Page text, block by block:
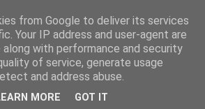
ljus i mörkret
i tillvaron
odling, och andra tankar om livet
from Google to deliver its services
Your IP address and user-agent are
along with performance and security
of service, generate usage
and address abuse.
MORE GOT IT